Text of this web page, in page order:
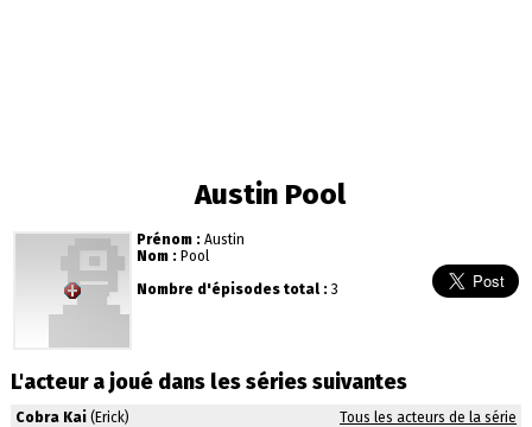
Austin Pool
Prénom : Austin
Nom : Pool
Nombre d'épisodes total : 3
L'acteur a joué dans les séries suivantes
Cobra Kai(Erick) Tous les acteurs de la série